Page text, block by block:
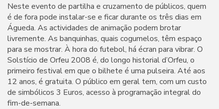
Neste evento de partilha e cruzamento de públicos, quem
é de fora pode instalar-se e ficar durante os três dias em
Águeda. As actividades de animação podem brotar
livremente. As banquinhas, quais cogumelos, têm espaço
para se mostrar. À hora do futebol, há écran para vibrar. O
Solstício de Orfeu 2008 é, do longo historial d’Orfeu, o
primeiro festival em que o bilhete é uma pulseira. Até aos
12 anos, é gratuita. O público em geral tem, com um custo
de simbólicos 3 Euros, acesso à programação integral do
fim-de-semana.